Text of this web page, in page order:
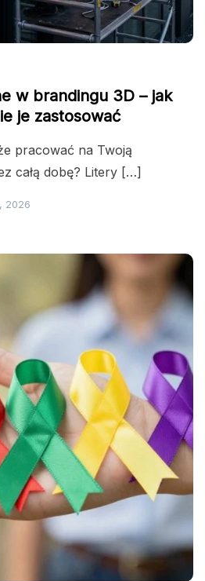
w brandingu 3D – jak
je zastosować
pracować na Twoją
całą dobę? Litery […]
2026